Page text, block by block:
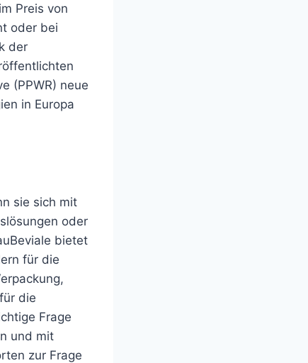
Preis von
oder bei
der
(PPWR) neue
in Europa
sie sich mit
oder
bietet
für die
die
Frage
und mit
zur Frage